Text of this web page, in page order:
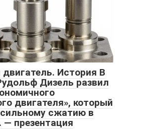
История В
Дизель развил
двигателя», который
сжатию в
— презентация